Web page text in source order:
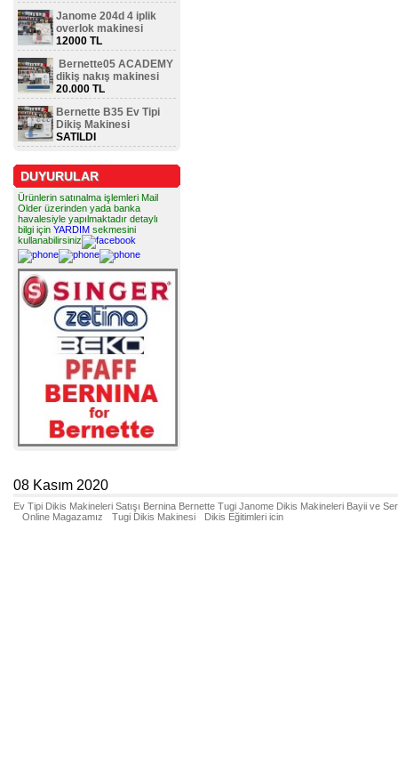
Janome 204d 4 iplik
overlok makinesi
12000 TL
Bernette05 ACADEMY
dikiş nakış makinesi
20.000 TL
Bernette B35 Ev Tipi
Dikiş Makinesi
SATILDI
DUYURULAR
Ürünlerin satınalma işlemleri Mail
Older üzerinden yada banka
havalesiyle yapılmaktadır detaylı
bilgi için YARDIM sekmesini
kullanabilirsiniz
08 Kasım 2020
Ev Tipi Dikis Makineleri Satışı Bernina Bernette Tugi Janome Dikis Makineleri Bayii ve
Online Magazamız
Tugi Dikis Makinesi Dikis Eğitimleri icin